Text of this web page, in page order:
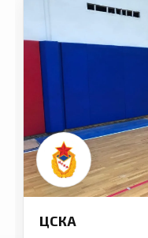
ЦСКА